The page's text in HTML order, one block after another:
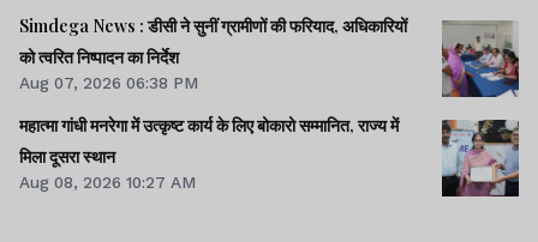
Simdega News : डीसी ने सुनीं ग्रामीणों की फरियाद, अधिकारियों
को त्वरित निष्पादन का निर्देश
Aug 07, 2026 06:38 PM
महात्मा गांधी मनरेगा में उत्कृष्ट कार्य के लिए बोकारो सम्मानित, राज्य में
मिला दूसरा स्थान
Aug 08, 2026 10:27 AM